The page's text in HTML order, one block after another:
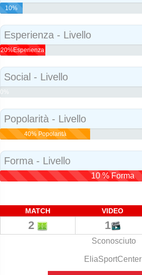
10%
Esperienza - Livello
20%Esperienza
Social - Livello
0%
Popolarità - Livello
40% Popolarità
Forma - Livello
10 % Forma
MATCH VIDEO
2 1
Sconosciuto
EliaSportCenter